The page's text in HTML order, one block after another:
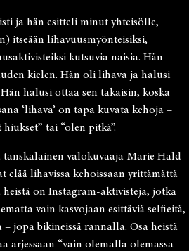
ja hän esitteli minut yhteisölle,
itseään lihavuusmyönteisiksi,
kutsuvia naisia. Hän
kielen. Hän oli lihava ja halusi
halusi ottaa sen takaisin, koska
‘lihava’ on tapa kuvata kehoja –
tai “olen pitkä”.
tanskalainen valokuvaaja Marie Hald
elää lihavissa kehoissaan yrittämättä
on Instagram-aktivisteja, jotka
vain kasvojaan esittäviä selfieitä,
– jopa bikineissä rannalla. Osa heistä
arjessaan “vain olemalla olemassa